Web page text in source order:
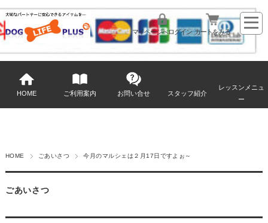
マイページへログイン カートをみる
HOME ご利用案内 お問い合せ スタッフ紹介
レッスンメニュ
ー
HOME ごあいさつ 今月のマルシェは２月17日ですよぉ～
ごあいさつ